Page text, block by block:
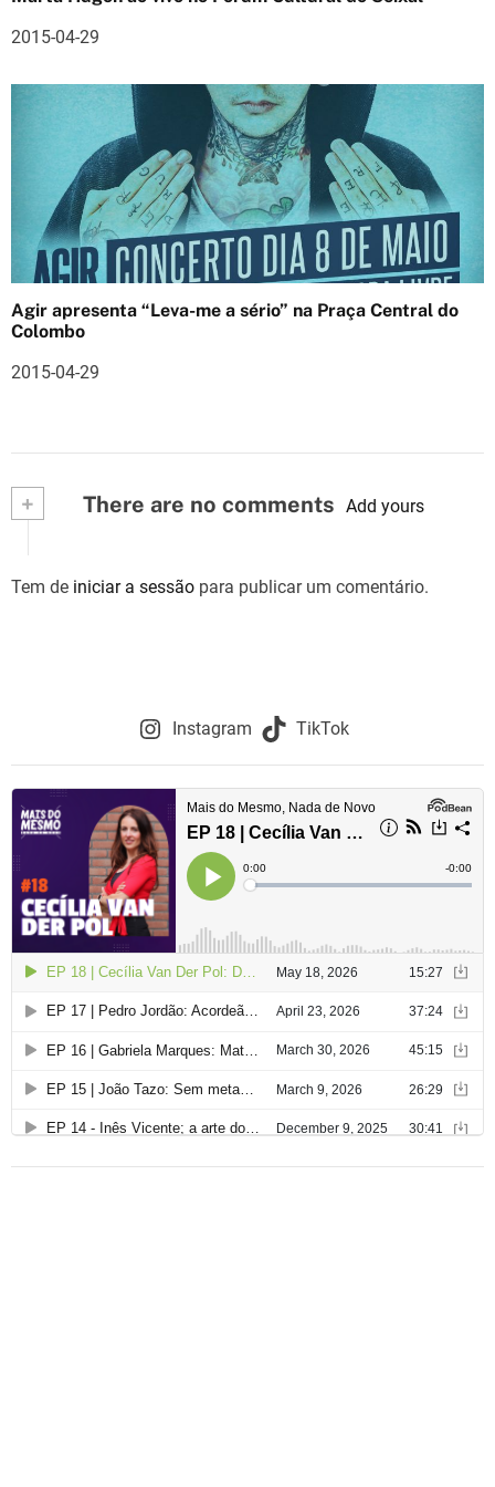
s
2015-04-29
Agir apresenta “Leva-me a sério” na Praça Central do
Colombo
2015-04-29
+ There are no comments Add yours
Tem de iniciar a sessão para publicar um comentário.
Instagram TikTok